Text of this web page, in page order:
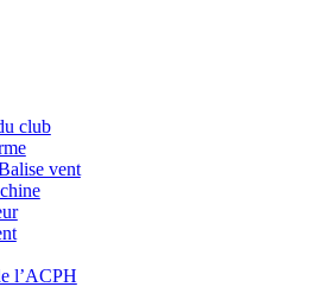
club
vent
l’ACPH